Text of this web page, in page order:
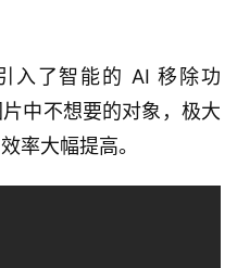
入了智能的 AI 移除功
中不想要的对象，极大
率大幅提高。